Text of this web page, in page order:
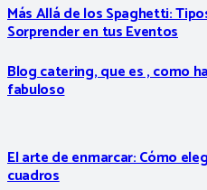
Más Allá de los Spaghetti:
Sorprender en tus Eventos
Blog catering, que es , como
fabuloso
El arte de enmarcar: Cómo
cuadros